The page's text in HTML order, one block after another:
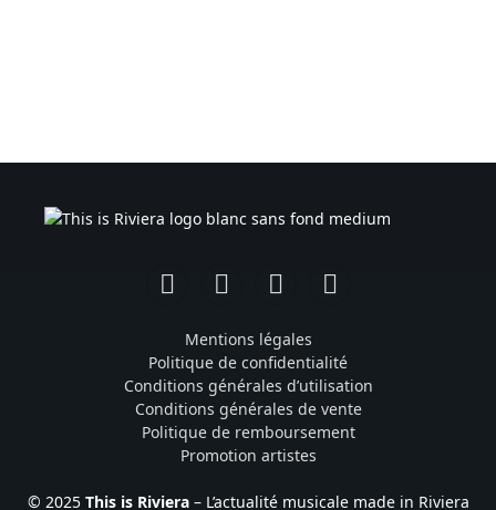
FacebookInstagramTikTok YouTube
Mentions légales
Politique de confidentialité
Conditions générales d’utilisation
Conditions générales de vente
Politique de remboursement
Promotion artistes
© 2025 This is Riviera– L’actualité musicale made in Riviera